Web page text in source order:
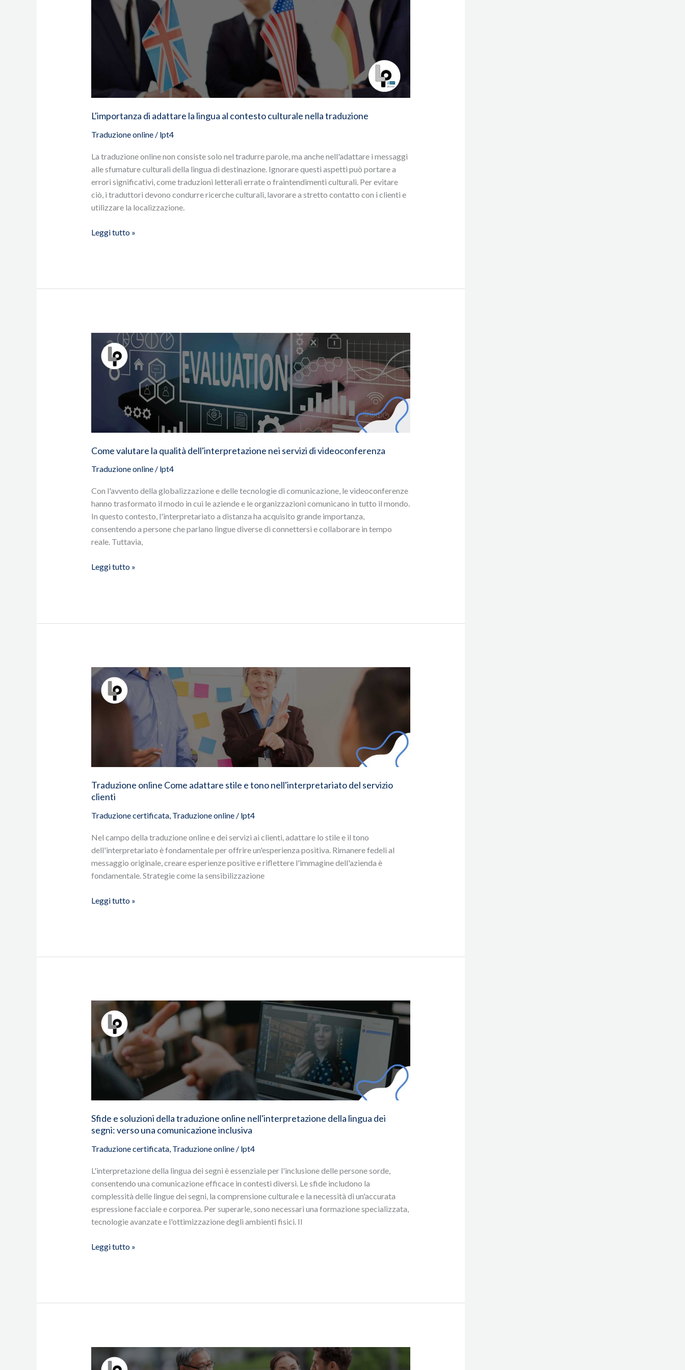
L'importanza di adattare la lingua al contesto culturale nella traduzione
Traduzione online/ lpt4
La traduzione online non consiste solo nel tradurre parole, ma anche nell'adattare i messaggi
alle sfumature culturali della lingua di destinazione. Ignorare questi aspetti può portare a
errori significativi, come traduzioni letterali errate o fraintendimenti culturali. Per evitare
ciò, i traduttori devono condurre ricerche culturali, lavorare a stretto contatto con i clienti e
utilizzare la localizzazione.
L'importanza
adattare
traduzione
Leggi tutto »
Come valutare la qualità dell'interpretazione nei servizi di videoconferenza
Traduzione online/ lpt4
Con l'avvento della globalizzazione e delle tecnologie di comunicazione, le videoconferenze
hanno trasformato il modo in cui le aziende e le organizzazioni comunicano in tutto il mondo.
In questo contesto, l'interpretariato a distanza ha acquisito grande importanza,
consentendo a persone che parlano lingue diverse di connettersi e collaborare in tempo
reale. Tuttavia,
Come
valutare
qualità
dell'interpretazione
Leggi tutto »
Traduzione online Come adattare stile e tono nell'interpretariato del servizio
clienti
Traduzione certificata, Traduzione online/ lpt4
Nel campo della traduzione online e dei servizi ai clienti, adattare lo stile e il tono
dell'interpretariato è fondamentale per offrire un'esperienza positiva. Rimanere fedeli al
messaggio originale, creare esperienze positive e riflettere l'immagine dell'azienda è
fondamentale. Strategie come la sensibilizzazione
Traduzione
online
Come
nell'interpretariato
servizio
clienti
Leggi tutto »
Sfide e soluzioni della traduzione online nell'interpretazione della lingua dei
segni: verso una comunicazione inclusiva
Traduzione certificata, Traduzione online/ lpt4
L'interpretazione della lingua dei segni è essenziale per l'inclusione delle persone sorde,
consentendo una comunicazione efficace in contesti diversi. Le sfide includono la
complessità delle lingue dei segni, la comprensione culturale e la necessità di un'accurata
espressione facciale e corporea. Per superarle, sono necessari una formazione specializzata,
tecnologie avanzate e l'ottimizzazione degli ambienti fisici. Il
Sfide
soluzioni
della
traduzione
nell'interpretazione
dei
segni:
verso
comunicazione
inclusiva
Leggi tutto »
online